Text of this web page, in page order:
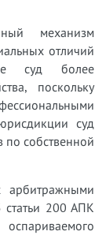
механизм
отличий
суд более
поскольку
суд
по собственной
арбитражными
статьи 200 АПК